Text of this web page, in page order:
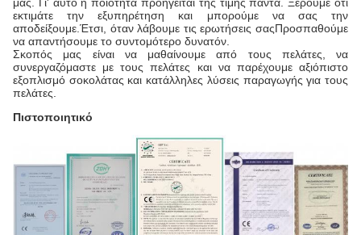
μας. Γι' αυτό η ποιότητα προηγείται της τιμής πάντα. Ξέρουμε ότι
εκτιμάτε την εξυπηρέτηση και μπορούμε να σας την
αποδείξουμε.Έτσι, όταν λάβουμε τις ερωτήσεις σαςΠροσπαθούμε
να απαντήσουμε το συντομότερο δυνατόν.
Σκοπός μας είναι να μαθαίνουμε από τους πελάτες, να
συνεργαζόμαστε με τους πελάτες και να παρέχουμε αξιόπιστο
εξοπλισμό σοκολάτας και κατάλληλες λύσεις παραγωγής για τους
πελάτες.
Πιστοποιητικό